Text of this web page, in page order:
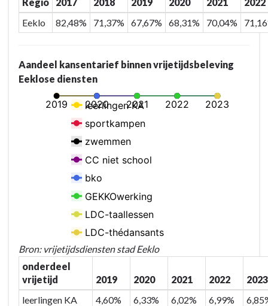
Eeklo
82,48% 71,37% 67,67% 68,31% 70,04%
Aandeel kansentarief binnen vrijetijdsbeleving
Eeklose diensten
Bron: vrijetijdsdiensten stad Eeklo
onderdeel
vrijetijd
2019 2020 2021 2022
2023
leerlingen KA
4,60% 6,33% 6,02% 6,99%